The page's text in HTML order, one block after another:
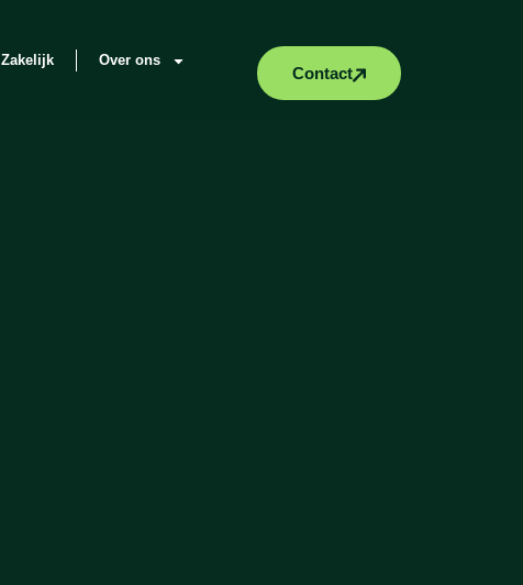
Zakelijk Over ons
Contact